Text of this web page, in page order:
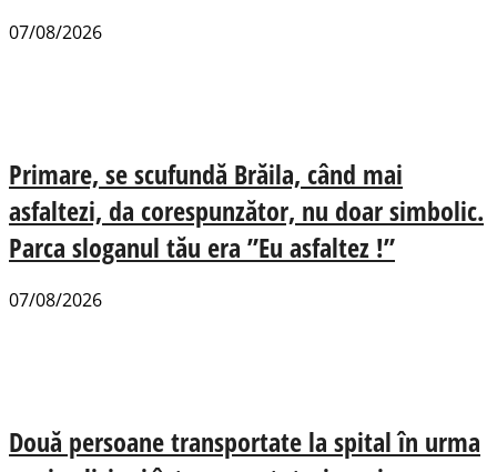
07/08/2026
Primare, se scufundă Brăila, când mai
asfaltezi, da corespunzător, nu doar simbolic.
Parca sloganul tău era ”Eu asfaltez !”
07/08/2026
Două persoane transportate la spital în urma